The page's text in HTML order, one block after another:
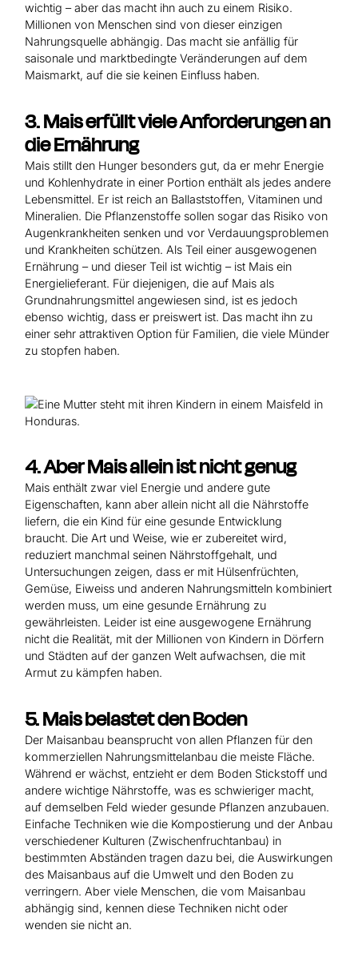
wichtig – aber das macht ihn auch zu einem Risiko.
Millionen von Menschen sind von dieser einzigen
Nahrungsquelle abhängig. Das macht sie anfällig für
saisonale und marktbedingte Veränderungen auf dem
Maismarkt, auf die sie keinen Einfluss haben.
3. Mais erfüllt viele Anforderungen an
die Ernährung
Mais stillt den Hunger besonders gut, da er mehr Energie
und Kohlenhydrate in einer Portion enthält als jedes andere
Lebensmittel. Er ist reich an Ballaststoffen, Vitaminen und
Mineralien. Die Pflanzenstoffe sollen sogar das Risiko von
Augenkrankheiten senken und vor Verdauungsproblemen
und Krankheiten schützen. Als Teil einer ausgewogenen
Ernährung – und dieser Teil ist wichtig – ist Mais ein
Energielieferant. Für diejenigen, die auf Mais als
Grundnahrungsmittel angewiesen sind, ist es jedoch
ebenso wichtig, dass er preiswert ist. Das macht ihn zu
einer sehr attraktiven Option für Familien, die viele Münder
zu stopfen haben.
4. Aber Mais allein ist nicht genug
Mais enthält zwar viel Energie und andere gute
Eigenschaften, kann aber allein nicht all die Nährstoffe
liefern, die ein Kind für eine gesunde Entwicklung
braucht. Die Art und Weise, wie er zubereitet wird,
reduziert manchmal seinen Nährstoffgehalt, und
Untersuchungen zeigen, dass er mit Hülsenfrüchten,
Gemüse, Eiweiss und anderen Nahrungsmitteln kombiniert
werden muss, um eine gesunde Ernährung zu
gewährleisten. Leider ist eine ausgewogene Ernährung
nicht die Realität, mit der Millionen von Kindern in Dörfern
und Städten auf der ganzen Welt aufwachsen, die mit
Armut zu kämpfen haben.
5. Mais belastet den Boden
Der Maisanbau beansprucht von allen Pflanzen für den
kommerziellen Nahrungsmittelanbau die meiste Fläche.
Während er wächst, entzieht er dem Boden Stickstoff und
andere wichtige Nährstoffe, was es schwieriger macht,
auf demselben Feld wieder gesunde Pflanzen anzubauen.
Einfache Techniken wie die Kompostierung und der Anbau
verschiedener Kulturen (Zwischenfruchtanbau) in
bestimmten Abständen tragen dazu bei, die Auswirkungen
des Maisanbaus auf die Umwelt und den Boden zu
verringern. Aber viele Menschen, die vom Maisanbau
abhängig sind, kennen diese Techniken nicht oder
wenden sie nicht an.